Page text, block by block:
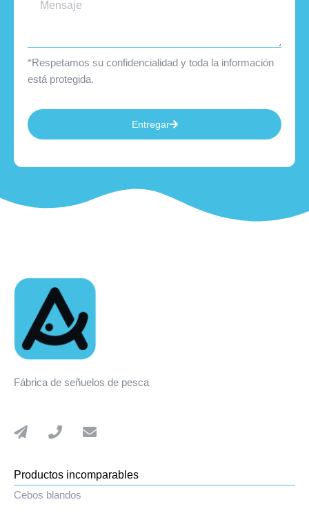
*Respetamos su confidencialidad y toda la información
está protegida.
Entregar
Fábrica de señuelos de pesca
Productos incomparables
Cebos blandos